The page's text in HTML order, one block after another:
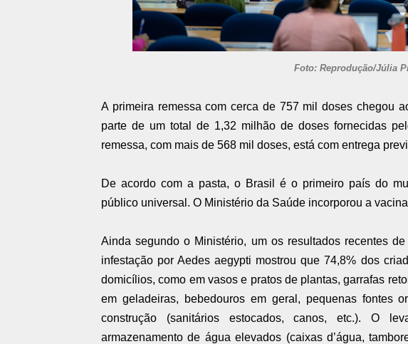
Foto: Reprodução/Júlia
A primeira remessa com cerca de 757 mil doses chegou
parte de um total de 1,32 milhão de doses fornecidas
remessa, com mais de 568 mil doses, está com entrega
De acordo com a pasta, o Brasil é o primeiro país do
público universal. O Ministério da Saúde incorporou a
Ainda segundo o Ministério, um os resultados recentes
infestação por Aedes aegypti mostrou que 74,8% dos
domicílios, como em vasos e pratos de plantas, garrafas
em geladeiras, bebedouros em geral, pequenas fontes
construção (sanitários estocados, canos, etc.). O
armazenamento de água elevados (caixas d’água,